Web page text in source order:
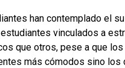
han contemplado el
vinculados a
que otros, pese a que los
más cómodos sino los